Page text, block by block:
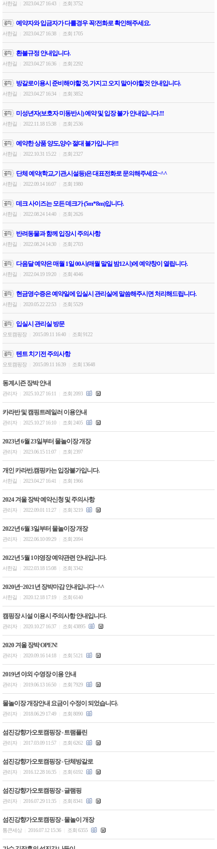
서한길 2023.04.27 16:43 조회 3752
예약자와 입금자가 다를경우 꼭!전화로 확인해주세요.
서한길 2023.04.27 16:38 조회 1705
환불규정 안내입니다.
서한길 2023.04.27 16:36 조회 2292
방갈로이용시 준비해야할 것, 가지고 오지 말아야할것 안내입니다.
서한길 2023.04.27 16:34 조회 3852
미성년자(보호자 미동반시) 예약 및 입장 불가 안내입니다.!!!
서한길 2022.11.18 15:38 조회 2536
예약한 상품 양도,양수 절대 불가입니다!!!
서한길 2022.10.31 15:22 조회 2327
단체 예약(학교,기관,시설등)은 대표전화로 문의해주세요~^^
서한길 2022.09.14 16:07 조회 1980
데크 사이즈는 모든 데크가 (5m*8m)입니다.
서한길 2022.08.24 14:40 조회 2626
반려동물과 함께 입장시 주의사항
서한길 2022.08.24 14:30 조회 2703
다음달 예약은 매월 1일 00시(매월 말일 밤12시)에 예약창이 열립니다.
서한길 2022.04.19 19:20 조회 4046
현금영수증은 예약일에 입실시 관리실에 말씀해주시면 처리해드립니다.
서한길 2020.05.22 22:53 조회 5529
입실시 관리실 방문
오토캠핑장 2015.09.11 16:40 조회 9122
텐트 치기전 주의사항
오토캠핑장 2015.09.11 16:39 조회 13648
동계시즌 장박 안내
관리자 2025.10.27 16:11 조회 2093
카라반 및 캠핑트레일러 이용안내
관리자 2025.10.27 16:10 조회 2405
2023년 6월 23일부터 물놀이장 개장
관리자 2023.06.15 11:07 조회 2397
개인 카라반,캠핑카는 입장불가입니다.
서한길 2023.04.27 16:41 조회 1966
2024 겨울 장박 예약신청 및 주의사항
관리자 2022.09.01 11:27 조회 3219
2022년 6월 3일부터 물놀이장 개장
관리자 2022.06.10 09:29 조회 2094
2022년 5월 1야영장 예약관련 안내입니다.
서한길 2022.03.18 15:08 조회 3342
2020년~2021년 장박마감 안내입니다~^^
서한길 2020.12.18 17:19 조회 6140
캠핑장 시설 이용시 주의사항 안내입니다.
관리자 2020.10.27 16:37 조회 43895
2020 겨울 장박 OPEN!
관리자 2020.09.16 14:18 조회 5121
2019년 야외 수영장 이용 안내
관리자 2019.06.13 16:50 조회 7929
물놀이장 개장안내 요금이 수정이 되었습니다.
관리자 2018.06.29 17:49 조회 8090
섬진강향가오토캠핑장 - 트램플린
관리자 2017.03.09 11:57 조회 6262
섬진강향가오토캠핑장 - 단체방갈로
관리자 2016.12.28 16:35 조회 6192
섬진강향가오토캠핑장 - 글램핑
관리자 2016.07.29 11:35 조회 8341
섬진강향가오토캠핑장 - 물놀이 개장
통큰세상 2016.07.12 15:36 조회 6355